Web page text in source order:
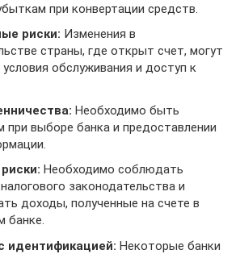
при конвертации средств.
риски: Изменения в
страны, где открыт счет, могут
обслуживания и доступ к
Необходимо быть
выборе банка и предоставлении
Необходимо соблюдать
законодательства и
доходы, полученные на счете в
банке.
идентификацией: Некоторые банки